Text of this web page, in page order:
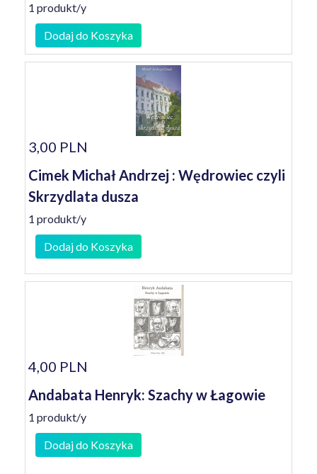
1 produkt/y
Dodaj do Koszyka
3,00 PLN
Cimek Michał Andrzej : Wędrowiec czyli
Skrzydlata dusza
1 produkt/y
Dodaj do Koszyka
4,00 PLN
Andabata Henryk: Szachy w Łagowie
1 produkt/y
Dodaj do Koszyka